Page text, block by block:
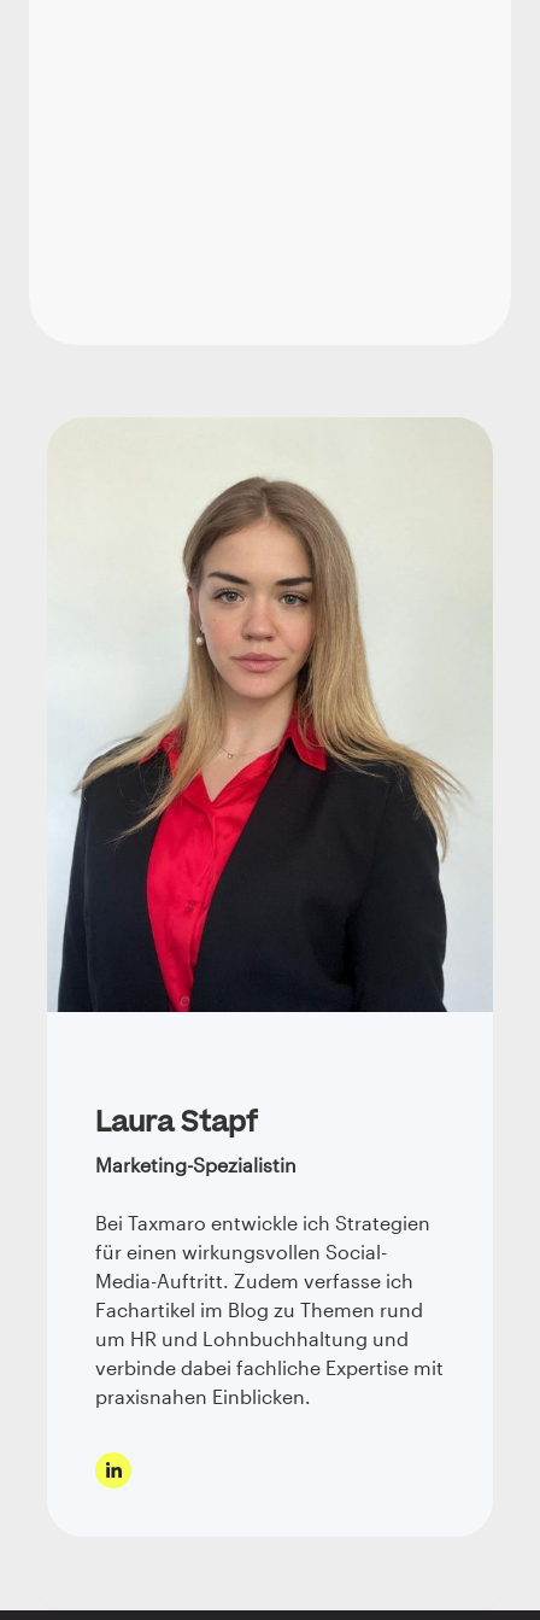
Laura Stapf
Marketing-Spezialistin
Bei Taxmaro entwickle ich Strategien
für einen wirkungsvollen Social-
Media-Auftritt. Zudem verfasse ich
Fachartikel im Blog zu Themen rund
um HR und Lohnbuchhaltung und
verbinde dabei fachliche Expertise mit
praxisnahen Einblicken.